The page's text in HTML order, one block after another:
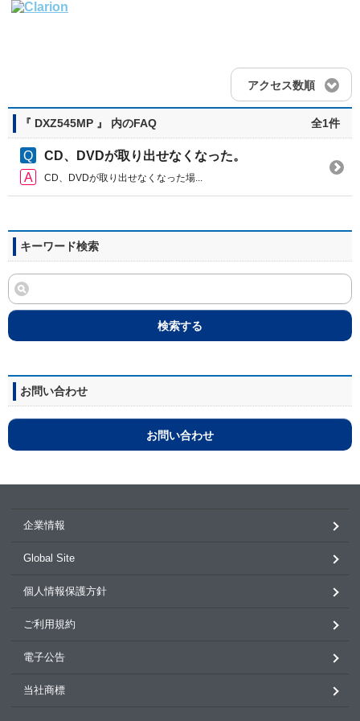
アクセス数順
『 DXZ545MP 』 内のFAQ 全1件
CD、DVDが取り出せなくなった。
CD、DVDが取り出せなくなった場...
キーワード検索
検索する
お問い合わせ
お問い合わせ
企業情報
Global Site
個人情報保護方針
ご利用規約
電子公告
当社商標